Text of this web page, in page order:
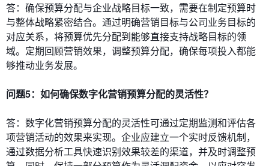
答：确保预算分配与企业战略目标一致，需要在制定预算时
与整体战略紧密结合。通过明确营销目标与公司业务目标的
对应关系，将预算优先分配到能够直接支持战略目标的领
域。定期回顾营销效果，调整预算分配，确保每项投入都能
够推动业务发展。
问题5：如何确保数字化营销预算分配的灵活性？
答：数字化营销预算分配的灵活性可通过定期监测和评估各
项营销活动的效果来实现。企业应建立一个实时反馈机制，
通过数据分析工具快速识别效果较差的渠道，并及时调整预